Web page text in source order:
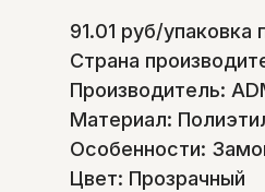
91.01 руб/упаковка
Страна
Производитель:
Материал:
Особенности:
Цвет: Прозрачный